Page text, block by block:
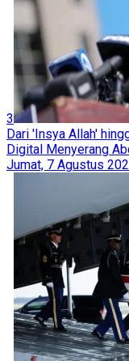
3
Dari 'Insya Allah'
Digital Menyerang
Jumat, 7 Agustus